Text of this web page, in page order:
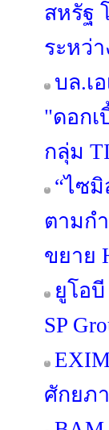
สหรัฐ
ระหว่
บล.เ
"ดอก
กลุ่ม
“ไซ
ตามก
ขยาย
ยูโอ
SP
ศักยภ